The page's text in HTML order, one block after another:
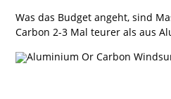
Was das Budget angeht, sind
Carbon 2-3 Mal teurer als aus